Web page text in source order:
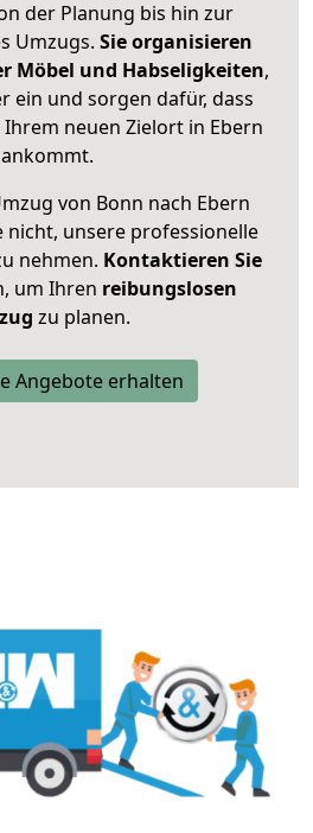
der Planung bis hin zur
Umzugs. Sie organisieren
Möbel und Habseligkeiten,
ein und sorgen dafür, dass
neuen Zielort in Ebern
ankommt.
von Bonn nach Ebern
nicht, unsere professionelle
nehmen. Kontaktieren Sie
um Ihren reibungslosen
zu planen.
Angebote erhalten